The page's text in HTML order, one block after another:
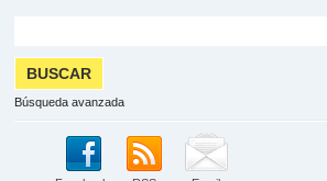
Búsqueda avanzada